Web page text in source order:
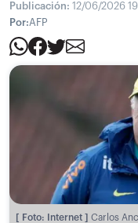
Publicación: 12/06/2026
Por:AFP
[ Foto: Internet ] Carlos